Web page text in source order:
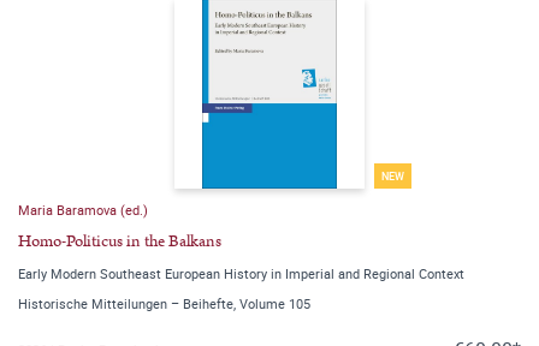
NEW
Maria Baramova (ed.)
Homo-Politicus in the Balkans
Early Modern Southeast European History in Imperial and Regional Context
Historische Mitteilungen – Beihefte, Volume 105